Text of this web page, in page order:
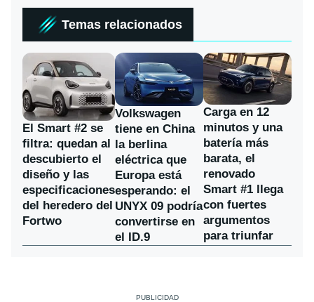
Temas relacionados
El Smart #2 se
filtra: quedan al
descubierto el
diseño y las
especificaciones
del heredero del
Fortwo
Volkswagen
tiene en China
la berlina
eléctrica que
Europa está
esperando: el
UNYX 09 podría
convertirse en
el ID.9
Carga en 12
minutos y una
batería más
barata, el
renovado
Smart #1 llega
con fuertes
argumentos
para triunfar